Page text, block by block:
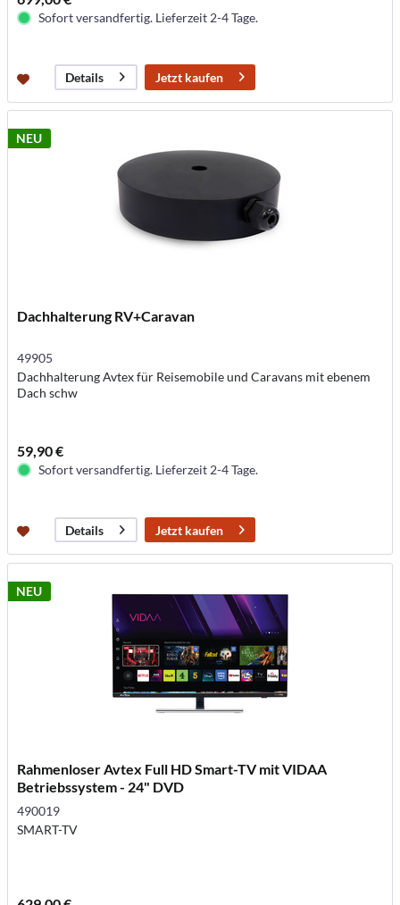
Sofort versandfertig. Lieferzeit 2-4 Tage.
Details Jetzt kaufen
NEU
Dachhalterung RV+Caravan
49905
Dachhalterung Avtex für Reisemobile und Caravans mit ebenem
Dach schw
59,90 €
Sofort versandfertig. Lieferzeit 2-4 Tage.
Details Jetzt kaufen
NEU
Rahmenloser Avtex Full HD Smart-TV mit VIDAA
Betriebssystem - 24" DVD
490019
SMART-TV